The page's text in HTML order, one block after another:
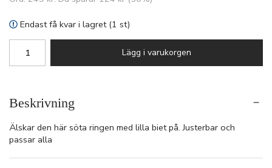
Endast få kvar i lagret (1 st)
Lägg i varukorgen
Beskrivning
Älskar den här söta ringen med lilla biet på. Justerbar och
passar alla